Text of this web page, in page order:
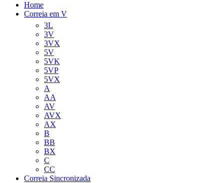
Home
Correia em V
3L
3V
3VX
5V
5VK
5VP
5VX
A
AA
AV
AVX
AX
B
BB
BX
C
CC
Correia Sincronizada